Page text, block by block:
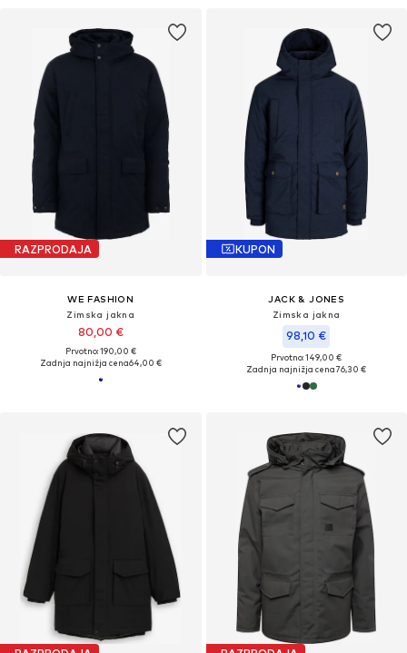
RAZPRODAJA
WE FASHION
Zimska jakna
80,00 €
Prvotno: 190,00 €
Zadnja najnižja cena64,00 €
KUPON
JACK & JONES
Zimska jakna
98,10 €
Prvotno: 149,00 €
Zadnja najnižja cena76,30 €